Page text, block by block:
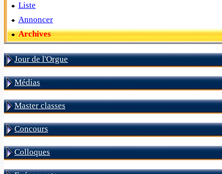
Liste
Annoncer
Archives
Jour de l'Orgue
Médias
Master classes
Concours
Colloques